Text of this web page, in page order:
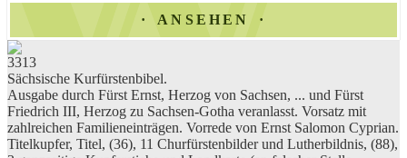
ANSEHEN
3313
Sächsische Kurfürstenbibel.
Ausgabe durch Fürst Ernst, Herzog von Sachsen, ... und Fürst
Friedrich III, Herzog zu Sachsen-Gotha veranlasst. Vorsatz mit
zahlreichen Familieneinträgen. Vorrede von Ernst Salomon Cyprian.
Titelkupfer, Titel, (36), 11 Churfürstenbilder und Lutherbildnis, (88),